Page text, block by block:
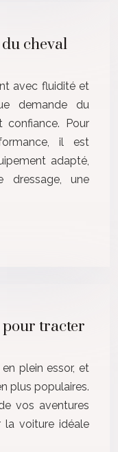
cheval
avec fluidité et
demande du
confiance. Pour
il est
adapté,
dressage, une
pour tracter
plein essor, et
plus populaires.
vos aventures
la voiture idéale